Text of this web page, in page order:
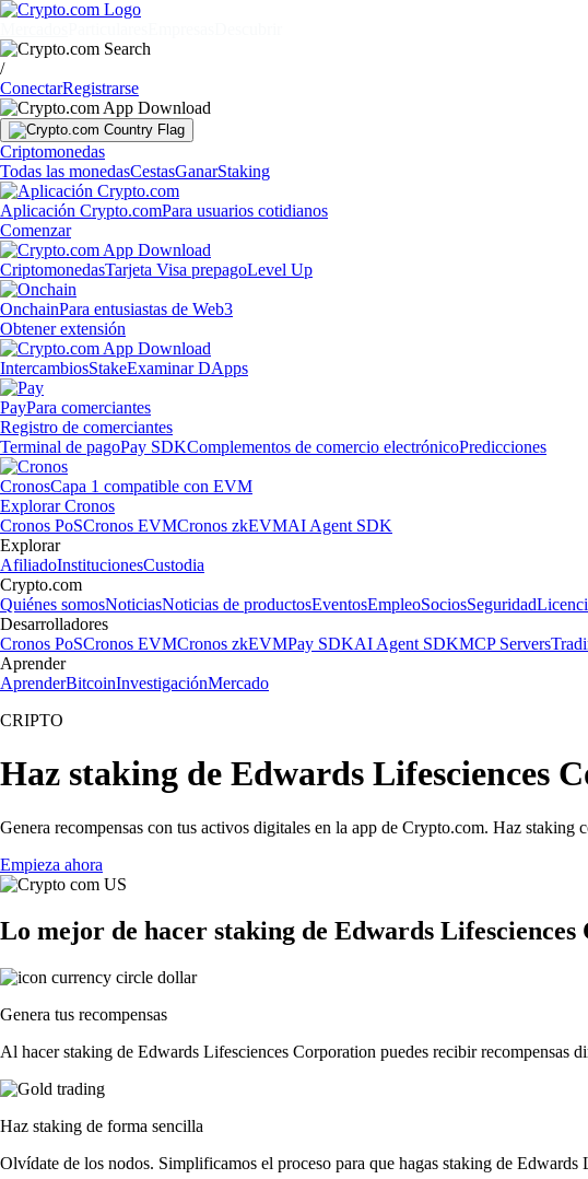
/
ConectarRegistrarse
Criptomonedas
Todas las monedasCestasGanarStaking
Aplicación Crypto.comPara usuarios cotidianos
Comenzar
CriptomonedasTarjeta Visa prepagoLevel Up
OnchainPara entusiastas de Web3
Obtener extensión
IntercambiosStakeExaminar DApps
PayPara comerciantes
Registro de comerciantes
Terminal de pagoPay SDKComplementos de comercio electrónicoPredicciones
CronosCapa 1 compatible con EVM
Explorar Cronos
Cronos PoSCronos EVMCronos zkEVMAI Agent SDK
Explorar
AfiliadoInstitucionesCustodia
Crypto.com
Quiénes somosNoticiasNoticias de productosEventosEmpleoSociosSeguridad
Desarrolladores
Cronos PoSCronos EVMCronos zkEVMPay SDKAI Agent SDKMCP Servers
Aprender
AprenderBitcoinInvestigaciónMercado
CRIPTO
Haz staking de Edwards Lifesciences
Genera recompensas con tus activos digitales en la app de Crypto.com. Haz
Empieza ahora
Lo mejor de hacer staking de Edwards Lifesciences
Genera tus recompensas
Al hacer staking de Edwards Lifesciences Corporation puedes recibir recompensas
Haz staking de forma sencilla
Olvídate de los nodos. Simplificamos el proceso para que hagas staking de